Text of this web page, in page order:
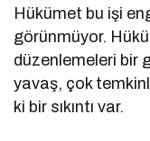
Hükümet bu işi
görünmüyor.
düzenlemeleri bir
yavaş, çok
ki bir sıkıntı var.